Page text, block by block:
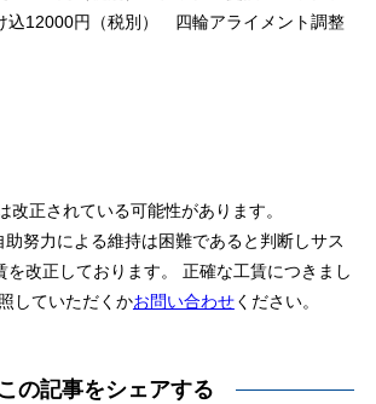
込12000円（税別） 四輪アライメント調整
正されている可能性があります。
努力による維持は困難であると判断しサス
を改正しております。 正確な工賃につきまし
していただくかお問い合わせください。
この記事をシェアする